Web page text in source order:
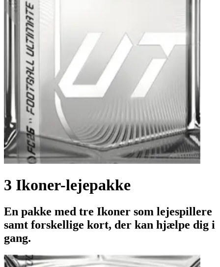
3 Ikoner-lejepakke
En pakke med tre Ikoner som lejespillere
samt forskellige kort, der kan hjælpe dig i
gang.